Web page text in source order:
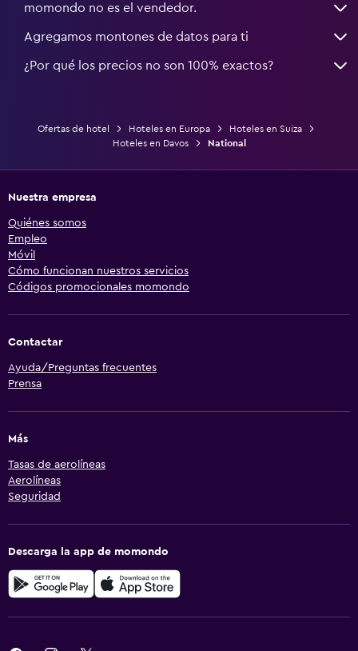
momondo no es el vendedor.
Agregamos montones de datos para ti
¿Por qué los precios no son 100% exactos?
Ofertas de hotel Hoteles en Europa
Hoteles en Suiza
Hoteles en Davos
National
Nuestra empresa
Quiénes somos
Empleo
Móvil
Cómo funcionan nuestros servicios
Códigos promocionales momondo
Contactar
Ayuda/Preguntas frecuentes
Prensa
Más
Tasas de aerolíneas
Aerolíneas
Seguridad
Descarga la app de momondo